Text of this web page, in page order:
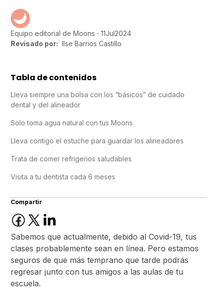
Equipo editorial de Moons 11Jul2024
Revisado por: Ilse Barrios Castillo
Tabla de contenidos
Lleva siempre una bolsa con los “básicos” de cuidado
dental y del alineador
Solo toma agua natural con tus Moons
Lleva contigo el estuche para guardar los alineadores
Trata de comer refrigerios saludables
Visita a tu dentista cada 6 meses
Compartir
Sabemos que actualmente, debido al Covid-19, tus
clases probablemente sean en línea. Pero estamos
seguros de que más temprano que tarde podrás
regresar junto con tus amigos a las aulas de tu
escuela.